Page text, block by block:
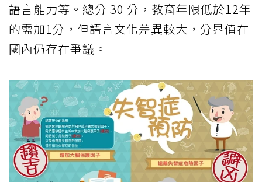
語言能力等。總分 30 分，教育年限低於12年
的需加1分，但語言文化差異較大，分界值在
國內仍存在爭議。